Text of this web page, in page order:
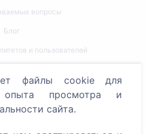
вопросы
Блог
и пользователей
платежей
cookie
файлы cookie для
опыта просмотра и
сайта.